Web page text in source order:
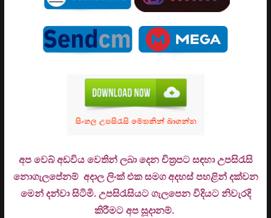
අප වෙබ් අඩවිය වෙතින් ලබා දෙන චිත්‍රපට සඳහා උපසිරැසි
නොගැලපේනම් අදාල ලිංක් එක සමග අදහස් පහළින් දක්වන
මෙන් දන්වා සිටිමි. උපසිරැසියට ගැලපෙන විදියට නිවැරදි
කිරීමට අප සූදානම්.